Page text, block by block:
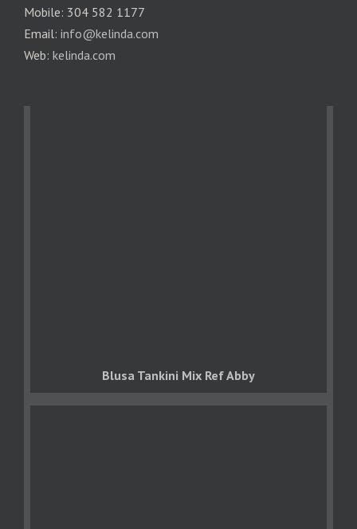
Mobile: 304 582 1177
Email: info@kelinda.com
Web: kelinda.com
Blusa Tankini Mix Ref Abby